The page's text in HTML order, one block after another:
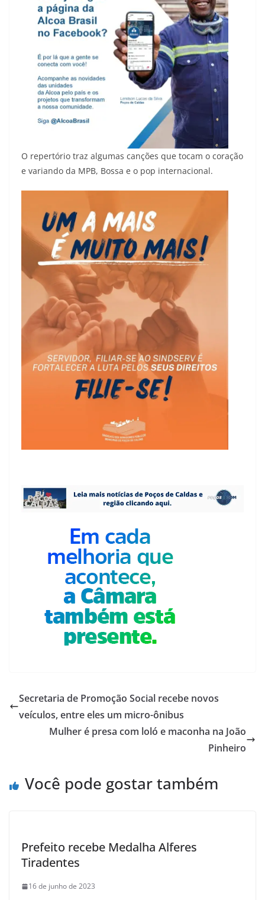
O repertório traz algumas canções que tocam o coração
e variando da MPB, Bossa e o pop internacional.
Secretaria de Promoção Social recebe novos
veículos, entre eles um micro-ônibus
Mulher é presa com loló e maconha na João
Pinheiro
Você pode gostar também
Prefeito recebe Medalha Alferes
Tiradentes
16 de junho de 2023